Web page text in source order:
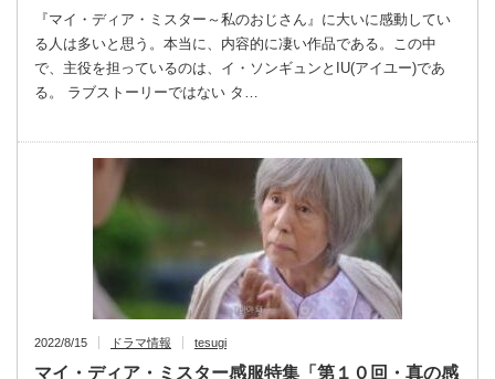
『マイ・ディア・ミスター～私のおじさん』に大いに感動してい
る人は多いと思う。本当に、内容的に凄い作品である。この中
で、主役を担っているのは、イ・ソンギュンとIU(アイユー)であ
る。 ラブストーリーではない タ…
2022/8/15 ドラマ情報 tesugi
マイ・ディア・ミスター感服特集「第１０回・真の感